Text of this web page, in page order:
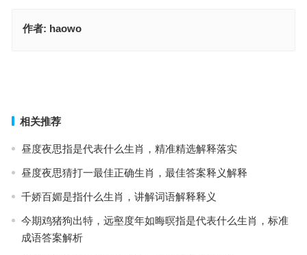
作者: haowo
相关推荐
昼度夜思指是代表什么生肖，精准精选解释落实
昼度夜思猜打一最佳正确生肖，最佳答案释义解释
千娇百媚是指什么生肖，讲解词语解释释义
今期鸡猪狗出特，远壑度年如晦暝指是代表什么生肖，标准
成语答案解析